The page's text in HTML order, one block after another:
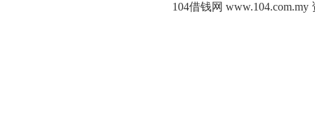
104借钱网